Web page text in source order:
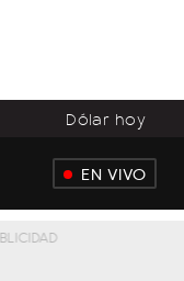
Dólar hoy
EN VIVO